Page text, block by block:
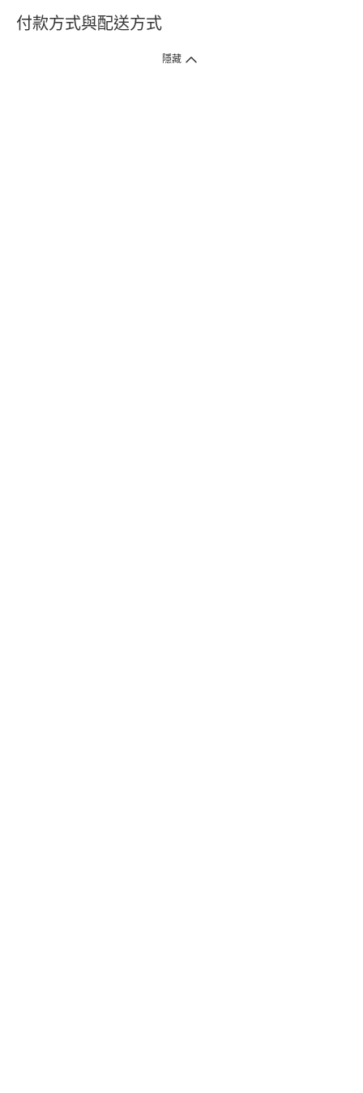
付款方式與配送方式
隱藏